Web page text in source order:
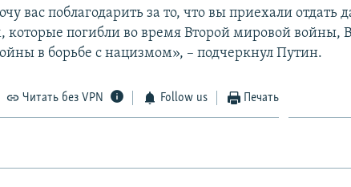
вас поблагодарить за то, что вы приехали отдать
погибли во время Второй мировой войны,
в борьбе с нацизмом», – подчеркнул Путин.
Читать без VPN Follow us Печать